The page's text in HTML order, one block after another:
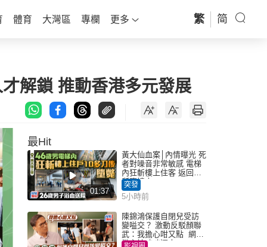
體育 大灣區 專欄 更多 繁 简
解鎖 推動香港多元發展
最Hit
01:37
黃大仙血案│內情曝光 死
者對噪音非常敏感 電梯
內狂斬樓上住客 返回住
所墮樓亡
突發
5小時前
陳錦鴻保護自閉兒受訪
變嗌交？ 激動反駁顏聯
武：我擔心咁又點 網民
批主持咄咄逼人